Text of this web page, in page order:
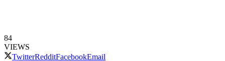
84
VIEWS
TwitterRedditFacebookEmail